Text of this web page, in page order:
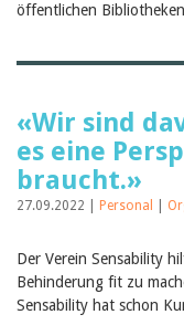
öffentlichen
«Wir sind
es eine
braucht.»
27.09.2022 | Personal
Der Verein Sensability
Behinderung fit zu
Sensability hat schon